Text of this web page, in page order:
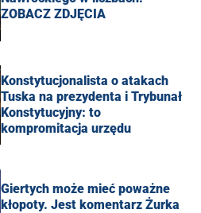
ZOBACZ ZDJĘCIA
Konstytucjonalista o atakach
Tuska na prezydenta i Trybunał
Konstytucyjny: to
kompromitacja urzędu
Giertych może mieć poważne
kłopoty. Jest komentarz Żurka